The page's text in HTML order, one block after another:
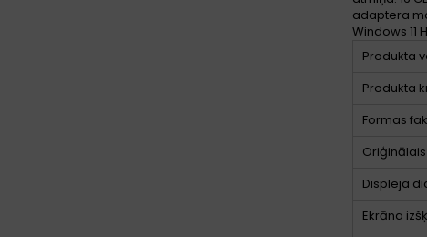
adaptera
Windows 11
Produkta
Produkta
Formas
Displeja
Ekrāna